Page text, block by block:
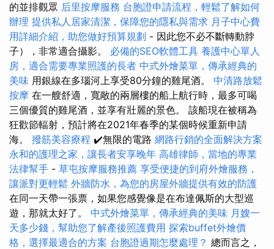
的並排觀眾 后里按摩服務 台胞證申請流程，輕鬆了解如何
辦理 提供私人居家清潔，保障您的隱私與需求 月子中心費
用詳細介紹，助您做好預算規劃 - 因此您不必不斷轉動脖
子），非常適合攝影。 必備的SEO軟體工具 養護中心單人
房，適合需要專業照護的長者 中式外燴菜單，傳承經典的
美味 用銀線在多瑙河上享受80分鐘的雞​​尾酒。 中清路放鬆
按摩 在一艘舒適，寬敞的兩層樓的船上航行時，最多可喝
三個優質的雞尾酒，並享有壯麗的景色。 該船現在被稱為
狂歡節輻射，預計將在2021年春季的某個時候重新申請
海。 撥筋美容療程 ✔️無限的電路 網路行銷的全面解決方案
永和的護理之家，讓長者安享晚年 高雄律師，當地的專業
法律幫手 - 草屯按摩服務推薦 享受便捷的到府外燴服務，
讓派對更輕鬆 外牆防水，為您的房屋外牆提供有效的防護
在同一天帶一張票，如果您感覺像是在布達佩斯的大型巡
遊，那就太好了。 中式外燴菜單，傳承經典的美味 月嫂一
天多少錢，幫助您了解產後照護費用 探索buffet外燴價
格，選擇最適合的方案 台胞證過期怎麼處理？ 總而言之，